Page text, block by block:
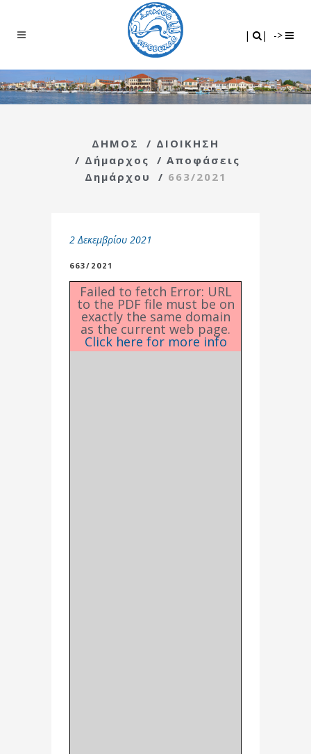
| | ->
ΔΗΜΟΣ / ΔΙΟΙΚΗΣΗ
/ Δήμαρχος / Αποφάσεις
Δημάρχου
/ 663/2021
2 Δεκεμβρίου 2021
663/2021
Failed to fetch Error: URL
to the PDF file must be on
exactly the same domain
as the current web page.
Click here for more info